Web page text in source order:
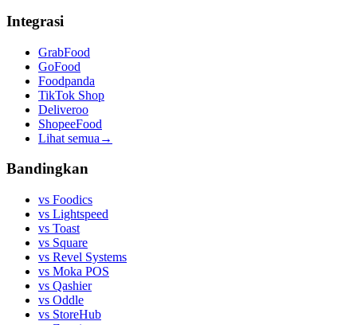
Integrasi
GrabFood
GoFood
Foodpanda
TikTok Shop
Deliveroo
ShopeeFood
Lihat semua →
Bandingkan
vs Foodics
vs Lightspeed
vs Toast
vs Square
vs Revel Systems
vs Moka POS
vs Qashier
vs Oddle
vs StoreHub